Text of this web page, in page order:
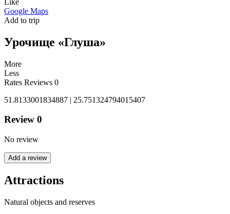
Google Maps
Add to trip
Урочище «Глуша»
More
Less
Rates Reviews 0
51.8133001834887 | 25.751324794015407
Review 0
No review
Add a review
Attractions
Natural objects and reserves